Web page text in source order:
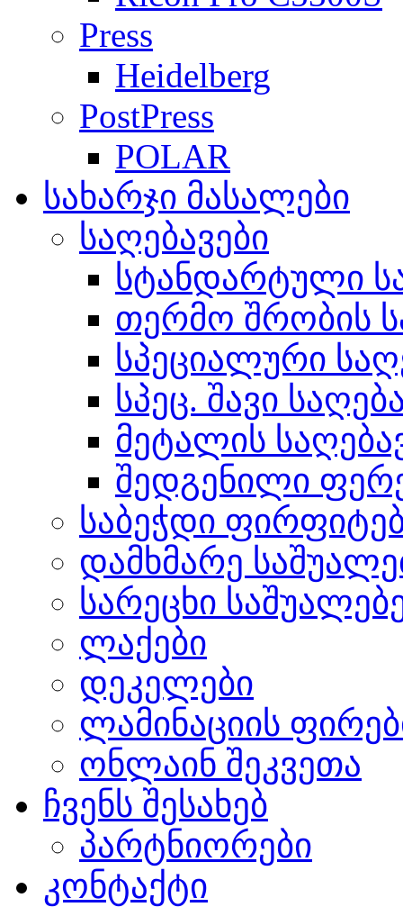
Press
Heidelberg
PostPress
POLAR
სახარჯი მასალები
საღებავები
სტანდარტული
თერმო შრობის
სპეციალური
სპეც. შავი
მეტალის
შედგენილი
საბეჭდი
დამხმარე
სარეცხი
ლაქები
დეკელები
ლამინაციის
ონლაინ შეკვეთა
ჩვენს შესახებ
პარტნიორები
კონტაქტი